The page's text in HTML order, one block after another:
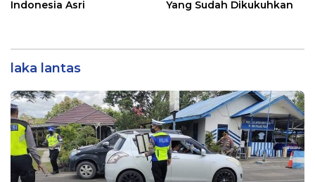
Indonesia Asri
Yang Sudah Dikukuhkan
laka lantas